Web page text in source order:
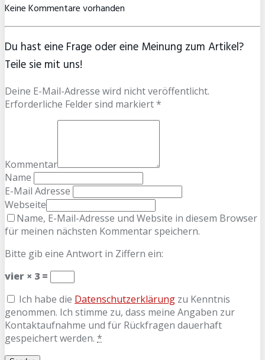
Keine Kommentare vorhanden
Du hast eine Frage oder eine Meinung zum Artikel?
Teile sie mit uns!
Deine E-Mail-Adresse wird nicht veröffentlicht.
Erforderliche Felder sind markiert *
Kommentar
Name
E-Mail Adresse
Webseite
Name, E-Mail-Adresse und Website in diesem Browser
für meinen nächsten Kommentar speichern.
Bitte gib eine Antwort in Ziffern ein:
vier × 3 =
Ich habe die Datenschutzerklärung zu Kenntnis
genommen. Ich stimme zu, dass meine Angaben zur
Kontaktaufnahme und für Rückfragen dauerhaft
gespeichert werden. *